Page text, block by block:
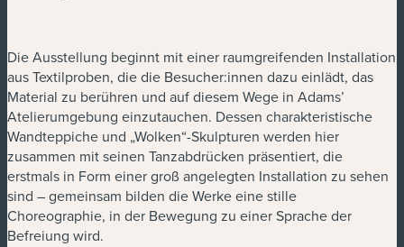
Die Ausstellung beginnt mit einer raumgreifenden Installation
aus Textilproben, die die Besucher:innen dazu einlädt, das
Material zu berühren und auf diesem Wege in Adams’
Atelierumgebung einzutauchen. Dessen charakteristische
Wandteppiche und „Wolken“-Skulpturen werden hier
zusammen mit seinen Tanzabdrücken präsentiert, die
erstmals in Form einer groß angelegten Installation zu sehen
sind – gemeinsam bilden die Werke eine stille
Choreographie, in der Bewegung zu einer Sprache der
Befreiung wird.